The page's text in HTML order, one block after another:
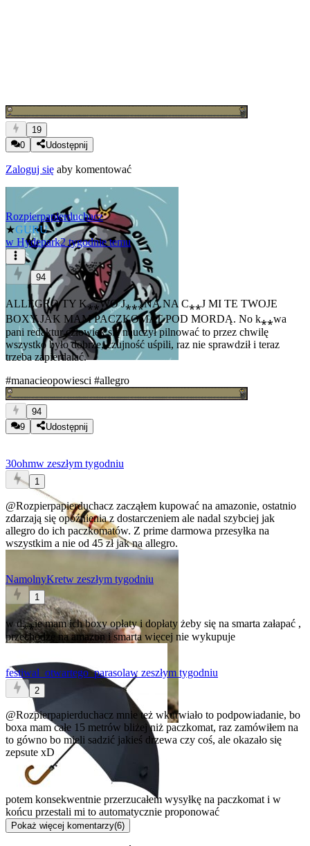
19
0
Udostępnij
Zaloguj się aby komentować
Rozpierpapierduchacz
★GURU
w Hydepark2 tygodnie temu
94
ALLEGRO TY K⁎⁎WO J⁎⁎⁎NA NA C⁎⁎J MI TE TWOJE
BOXY JAK MAM PACZKOMAT POD MORDĄ. No k⁎⁎wa
pani redaktur człowiek się nauczył pilnować to przez chwilę
wszystko było dobrze, czujność uśpili, raz nie sprawdził i teraz
trzeba zapierdalać.
#manacieopowiesci #allegro
94
9
Udostępnij
30ohmw zeszłym tygodniu
1
@Rozpierpapierduchacz zacząłem kupować na amazonie, ostatnio
zdarzają się opóźnienia z dostarczeniem ale nadal szybciej jak
allegro do ich paczkomatów. Z prime darmowa przesyłka na
wszystkim a nie od 45 zł jak na allegro.
NamolnyKretw zeszłym tygodniu
1
w d⁎⁎ie mam ich boxy opłaty i dopłaty żeby się na smarta załapać ,
przechodzę na amazon i smarta więcej nie wykupuje
festiwal_otwartego_parasolaw zeszłym tygodniu
2
@Rozpierpapierduchacz mnie też wkurwiało to podpowiadanie, bo
boxa mam całe 15 metrów bliżej niż paczkomat, raz zamówiłem na
to gówno bo mieli sadzić jakieś drzewa czy coś, ale okazało się
zepsute xD
potem konsekwentnie przerzucałem wysyłkę na paczkomat i w
końcu przestali mi to automatycznie proponować
Pokaż więcej komentarzy(6)